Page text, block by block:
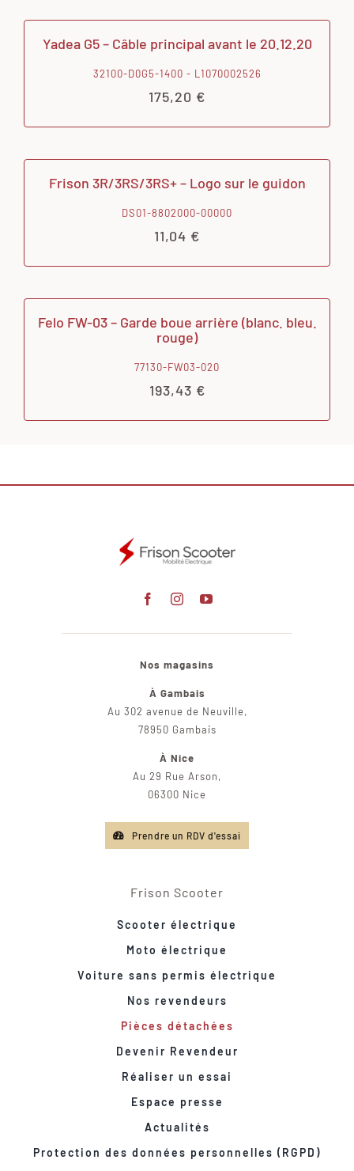
Yadea G5 – Câble principal avant le 20.12.20
32100-D0G5-1400 - L1070002526
175,20 €
Frison 3R/3RS/3RS+ – Logo sur le guidon
DS01-8802000-00000
11,04 €
Felo FW-03 – Garde boue arrière (blanc. bleu.
rouge)
77130-FW03-020
193,43 €
Nos magasins
À Gambais
Au 302 avenue de Neuville,
78950 Gambais
À Nice
Au 29 Rue Arson,
06300 Nice
Prendre un RDV d'essai
Frison Scooter
Scooter électrique
Moto électrique
Voiture sans permis électrique
Nos revendeurs
Pièces détachées
Devenir Revendeur
Réaliser un essai
Espace presse
Actualités
Protection des données personnelles (RGPD)